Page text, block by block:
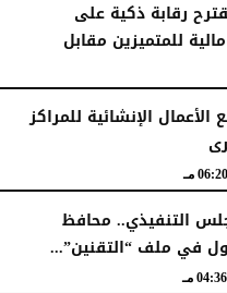
رقابة ذكية على
للمتميزين مقابل
الأعمال الإنشائية للمراكز
06:20 مـ
التنفيذي.. محافظ
في ملف “التقنين”...
04:36 مـ